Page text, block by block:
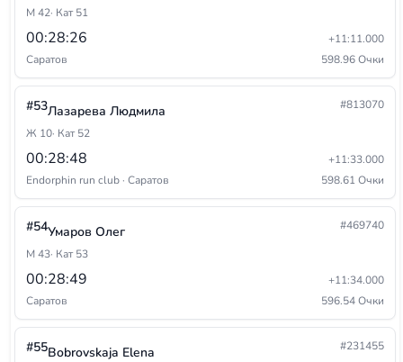
М 42· Кат 51
00:28:26
+11:11.000
Саратов
598.96 Очки
#53Лазарева Людмила
#813070
Ж 10· Кат 52
00:28:48
+11:33.000
Endorphin run club · Саратов
598.61 Очки
#54Умаров Олег
#469740
М 43· Кат 53
00:28:49
+11:34.000
Саратов
596.54 Очки
#55Bobrovskaja Elena
#231455